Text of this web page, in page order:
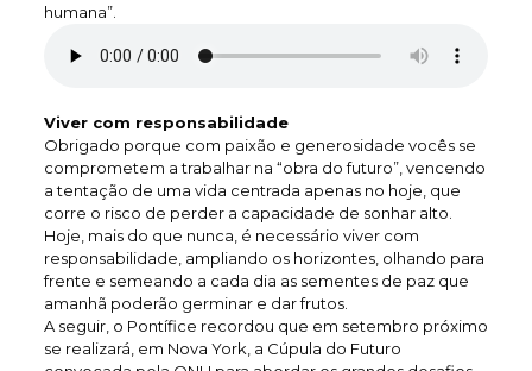
humana”.
Viver com responsabilidade
Obrigado porque com paixão e generosidade vocês se
comprometem a trabalhar na “obra do futuro”, vencendo
a tentação de uma vida centrada apenas no hoje, que
corre o risco de perder a capacidade de sonhar alto.
Hoje, mais do que nunca, é necessário viver com
responsabilidade, ampliando os horizontes, olhando para
frente e semeando a cada dia as sementes de paz que
amanhã poderão germinar e dar frutos.
A seguir, o Pontífice recordou que em setembro próximo
se realizará, em Nova York, a Cúpula do Futuro